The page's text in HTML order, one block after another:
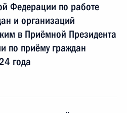
Федерации по работе
и организаций
в Приёмной Президента
по приёму граждан
года